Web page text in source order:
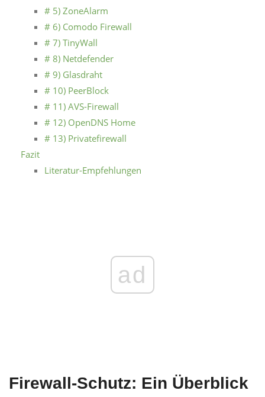
# 5) ZoneAlarm
# 6) Comodo Firewall
# 7) TinyWall
# 8) Netdefender
# 9) Glasdraht
# 10) PeerBlock
# 11) AVS-Firewall
# 12) OpenDNS Home
# 13) Privatefirewall
Fazit
Literatur-Empfehlungen
ad
Firewall-Schutz: Ein Überblick